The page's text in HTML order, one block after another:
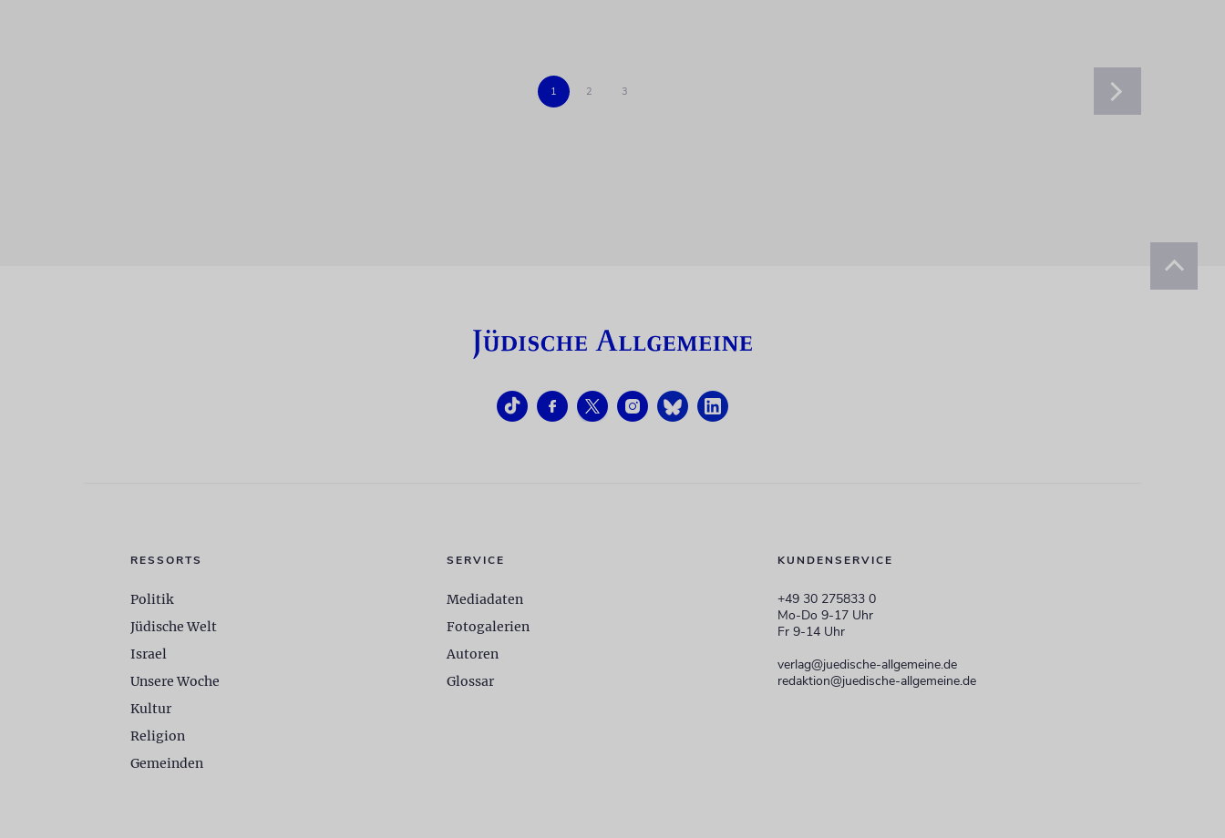
1 2 3
KUNDENSERVICE
+49 30 275833 0
Mo-Do 9-17 Uhr
Fr 9-14 Uhr
verlag@juedische-allgemeine.de
redaktion@juedische-allgemeine.de
RESSORTS
Politik
Jüdische Welt
Israel
Unsere Woche
Kultur
Religion
Gemeinden
SERVICE
Mediadaten
Fotogalerien
Autoren
Glossar